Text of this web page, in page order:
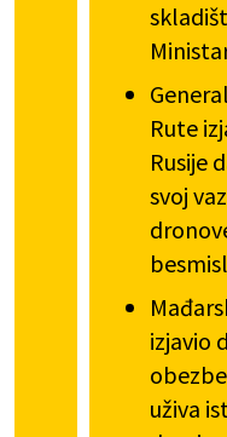
Rute
Rusije
svoj
izjavio
uživa